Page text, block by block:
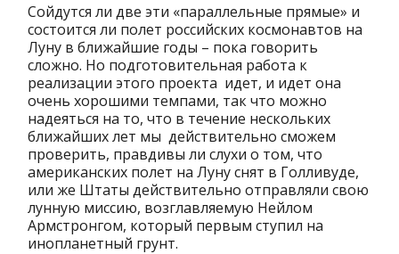
Сойдутся ли две эти «параллельные прямые» и
состоится ли полет российских космонавтов на
Луну в ближайшие годы – пока говорить
сложно. Но подготовительная работа к
реализации этого проекта идет, и идет она
очень хорошими темпами, так что можно
надеяться на то, что в течение нескольких
ближайших лет мы действительно сможем
проверить, правдивы ли слухи о том, что
американских полет на Луну снят в Голливуде,
или же Штаты действительно отправляли свою
лунную миссию, возглавляемую Нейлом
Армстронгом, который первым ступил на
инопланетный грунт.